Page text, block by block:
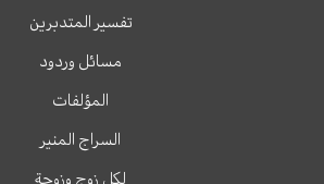
تفسير المتدبرين
مسائل وردود
المؤلفات
السراج المنير
لكل زوج وزوجة